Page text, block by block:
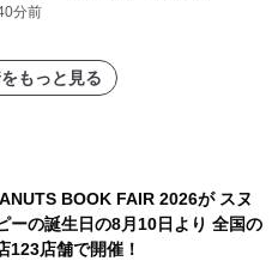
分前
もっと見る
BOOK FAIR 2026が スヌ
ーの誕生日の8月10日より 全国の
123店舗で開催！